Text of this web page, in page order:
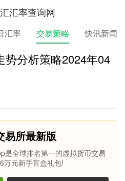
汇率查询网
汇率 交易策略 快讯新闻
势分析策略2024年04
易所最新版
是全球排名第一的虚拟货币交易
万元新手盲盒礼包!